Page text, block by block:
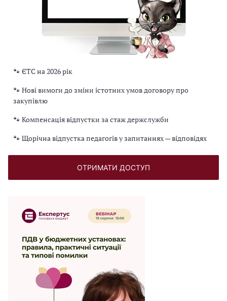
🐾 ЄТС на 2026 рік
🐾 Нові вимоги до зміни істотних умов договору про
закупівлю
🐾 Компенсація відпустки за стаж держслужби
🐾 Щорічна відпустка педагогів у запитаннях — відповідях
ОТРИМАТИ ДОСТУП